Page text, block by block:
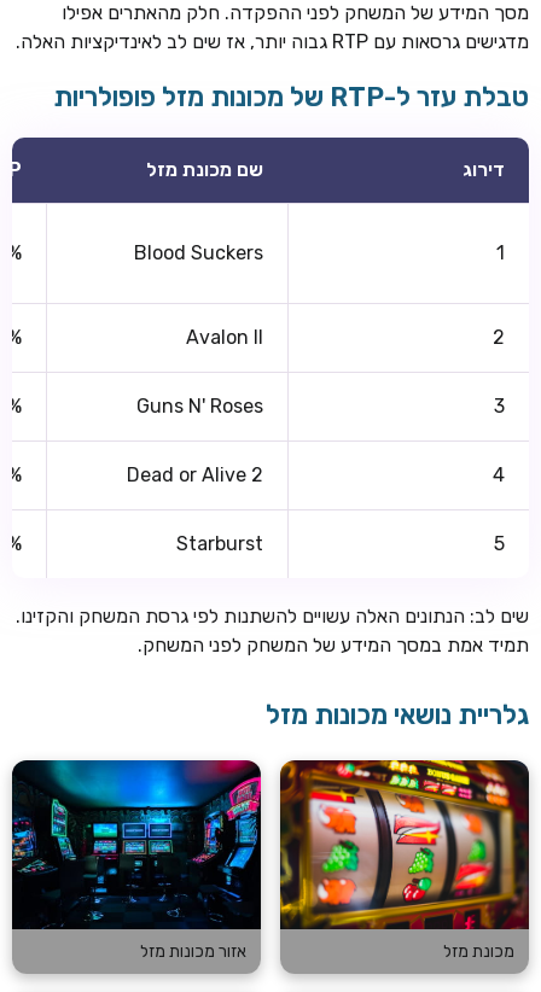
מסך המידע של המשחק לפני ההפקדה. חלק מהאתרים אפילו
מדגישים גרסאות עם RTP גבוה יותר, אז שים לב לאינדיקציות האלה.
טבלת עזר ל-RTP של מכונות מזל פופולריות
דירוג שם מכונת מזל
1
Blood Suckers
2
Avalon II
3
Guns N' Roses
4
Dead or Alive 2
5
Starburst
שים לב: הנתונים האלה עשויים להשתנות לפי גרסת המשחק והקזינו.
תמיד אמת במסך המידע של המשחק לפני המשחק.
גלריית נושאי מכונות מזל
מכונת מזל אזור מכונות מזל